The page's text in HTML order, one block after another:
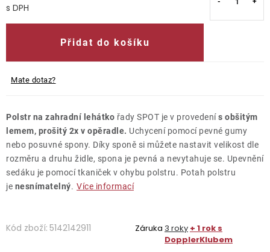
Kontakty
Přidat do košíku
Mate dotaz?
Polstr na zahradní lehátko řady SPOT je v provedenís obšitým
lemem, prošitý 2x v opěradle. Uchycení pomocí pevné gumy
nebo posuvné spony. Díky sponě si můžete nastavit velikost dle
rozměru a druhu židle, spona je pevná a nevytahuje se. Upevnění
sedáku je pomocí tkaniček v ohybu polstru. Potah polstru
je nesnímatelný. Více informací
Kód zboží: 5142142911 Záruka 3 roky + 1 rok s
DopplerKlubem